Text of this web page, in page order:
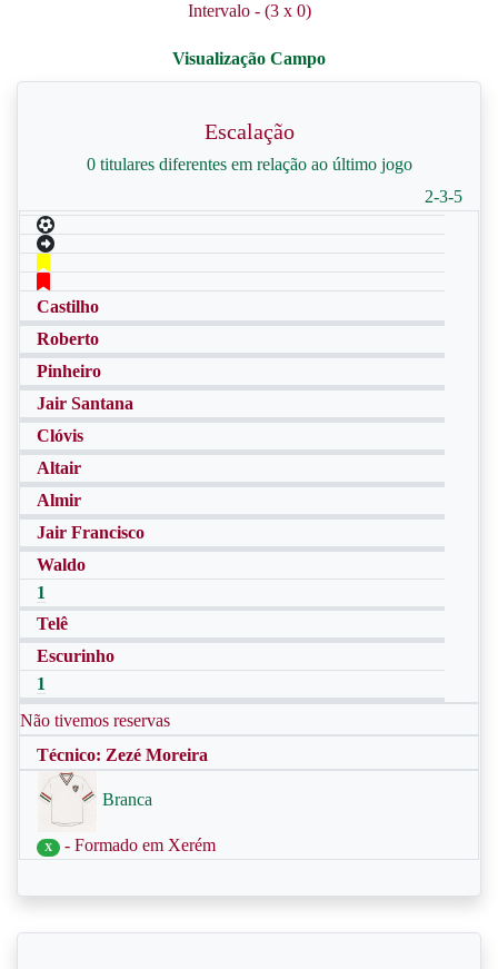
Intervalo - (3 x 0)
Escalação
0 titulares diferentes em relação ao último jogo
2-3-5
Castilho
Roberto
Pinheiro
Jair Santana
Clóvis
Altair
Almir
Jair Francisco
Waldo
1
Telê
Escurinho
1
Não tivemos reservas
Técnico: Zezé Moreira
Branca
X - Formado em Xerém